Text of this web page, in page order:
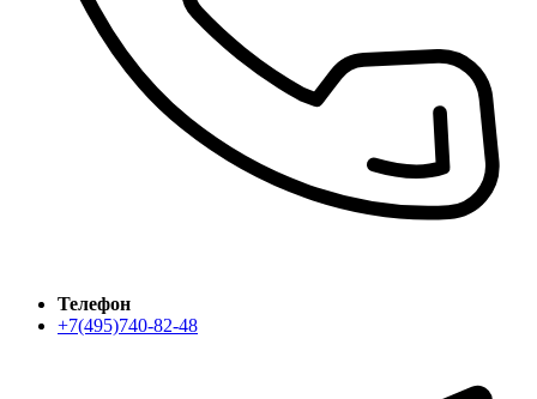
Телефон
+7(495)740-82-48